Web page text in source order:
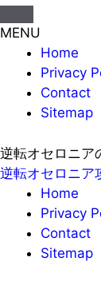
MENU
Home
Privacy
Contact
Sitemap
逆転オセロニア
逆転オセロニア
Home
Privacy
Contact
Sitemap